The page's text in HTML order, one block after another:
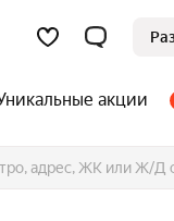
акции